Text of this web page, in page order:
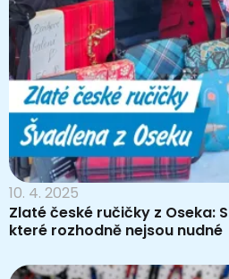
10. 4. 2025
Zlaté české ručičky z Oseka:
které rozhodně nejsou nudné